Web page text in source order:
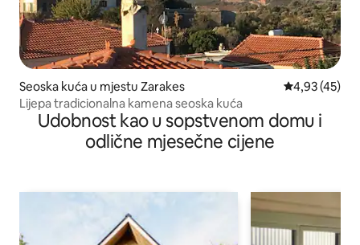
Seoska kuća u mjestu Zarakes prosječna
4,93 (45)
Lijepa tradicionalna kamena seoska kuća
Udobnost kao u sopstvenom domu i
odlične mjesečne cijene